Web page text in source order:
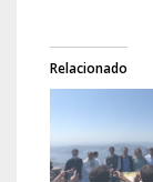
Relacionado